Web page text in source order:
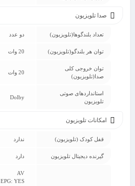
صدا تلویزیون
تعداد بلندگوها(تلویزیون) دو عدد
توان هر بلندگو(تلویزیون) 20 وات
توان خروجی کلی
صدا(تلویزیون)
20 وات
استانداردهای صوتی
تلویزیون
Dolby
امکانات تلویزیون
قفل کودک (تلویزیون) ندارد
گیرنده دیجیتال تلویزیون دارد
AV
EPG: YES